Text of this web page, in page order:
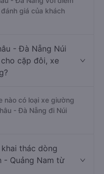
giá của khách
- Đà Nẵng Núi
cặp đôi, xe
nào có loại xe giường
- Đà Nẵng đi Núi
thác dòng
- Quảng Nam từ